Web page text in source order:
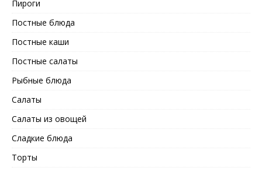
Пироги
Постные блюда
Постные каши
Постные салаты
Рыбные блюда
Салаты
Салаты из овощей
Сладкие блюда
Торты